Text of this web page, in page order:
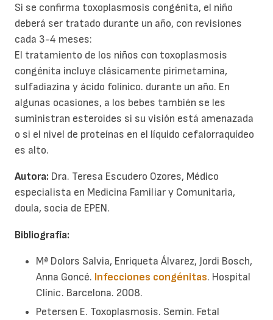
Si se confirma toxoplasmosis congénita, el niño
deberá ser tratado durante un año, con revisiones
cada 3-4 meses:
El tratamiento de los niños con toxoplasmosis
congénita incluye clásicamente pirimetamina,
sulfadiazina y ácido folínico. durante un año. En
algunas ocasiones, a los bebes también se les
suministran esteroides si su visión está amenazada
o si el nivel de proteínas en el líquido cefalorraquídeo
es alto.
Autora: Dra. Teresa Escudero Ozores, Médico
especialista en Medicina Familiar y Comunitaria,
doula, socia de EPEN.
Bibliografía:
Mª Dolors Salvia, Enriqueta Álvarez, Jordi Bosch,
Anna Goncé. Infecciones congénitas. Hospital
Clínic. Barcelona. 2008.
Petersen E. Toxoplasmosis. Semin. Fetal